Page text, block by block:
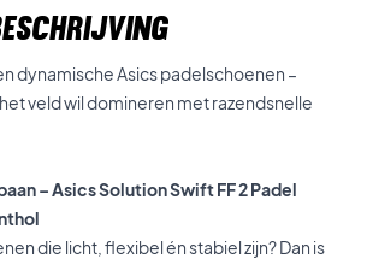
dynamische Asics padelschoenen –
veld wil domineren met razendsnelle
– Asics Solution Swift FF 2 Padel
die licht, flexibel én stabiel zijn? Dan is